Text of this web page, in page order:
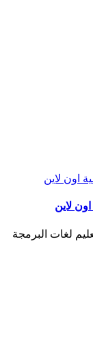
لاين
لغات البرمجة